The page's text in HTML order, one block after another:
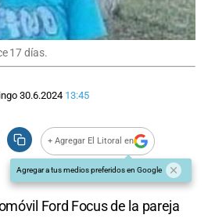
17 días.
30.6.2024 13:45
+ Agregar El Litoral en
Agregar a tus medios preferidos en Google
Ford Focus de la pareja